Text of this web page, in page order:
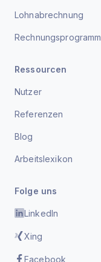
Lohnabrechnung
Rechnungsprogramm
Ressourcen
Nutzer
Referenzen
Blog
Arbeitslexikon
Folge uns
LinkedIn
Xing
Facebook